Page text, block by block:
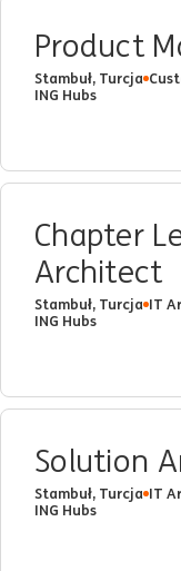
Product
Stambuł, Turcja
ING Hubs
Chapter
Architect
Stambuł, Turcja IT
ING Hubs
Solution
Stambuł, Turcja IT
ING Hubs